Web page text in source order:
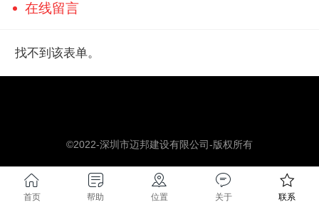
在线留言
找不到该表单。
©2022-深圳市迈邦建设有限公司-版权所有
首页 帮助 位置 关于 联系